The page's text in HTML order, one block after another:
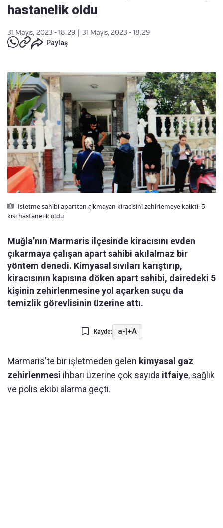
hastanelik oldu
31 Mayıs, 2023 - 18:29
31 Mayıs, 2023 - 18:29
Paylaş
Isletme sahibi aparttan çikmayan kiracisini zehirlemeye kalkti: 5
kisi hastanelik oldu
Muğla’nın Marmaris ilçesinde kiracısını evden
çıkarmaya çalışan apart sahibi akılalmaz bir
yöntem denedi. Kimyasal sıvıları karıştırıp,
kiracısının kapısına döken apart sahibi, dairedeki 5
kişinin zehirlenmesine yol açarken suçu da
temizlik görevlisinin üzerine attı.
Kaydet a-|+A
Marmaris'te bir işletmeden gelen kimyasal gaz
zehirlenmesi ihbarı üzerine çok sayıda itfaiye, sağlık
ve polis ekibi alarma geçti.